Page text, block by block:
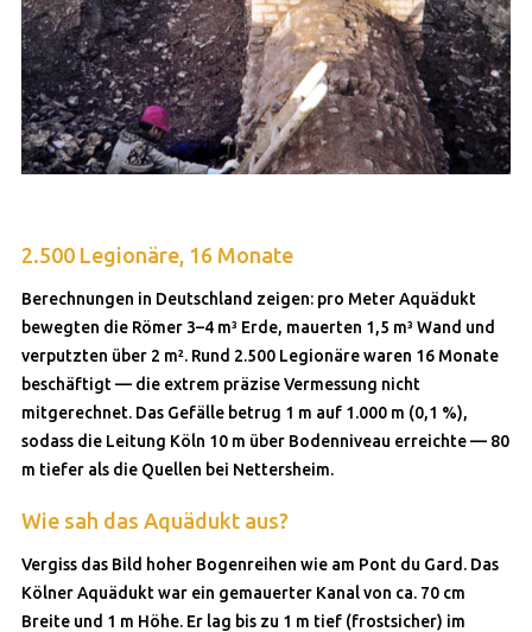
2.500 Legionäre, 16 Monate
Berechnungen in Deutschland zeigen: pro Meter Aquädukt
bewegten die Römer 3–4 m³ Erde, mauerten 1,5 m³ Wand und
verputzten über 2 m². Rund 2.500 Legionäre waren 16 Monate
beschäftigt — die extrem präzise Vermessung nicht
mitgerechnet. Das Gefälle betrug 1 m auf 1.000 m (0,1 %),
sodass die Leitung Köln 10 m über Bodenniveau erreichte — 80
m tiefer als die Quellen bei Nettersheim.
Wie sah das Aquädukt aus?
Vergiss das Bild hoher Bogenreihen wie am Pont du Gard. Das
Kölner Aquädukt war ein gemauerter Kanal von ca. 70 cm
Breite und 1 m Höhe. Er lag bis zu 1 m tief (frostsicher) im